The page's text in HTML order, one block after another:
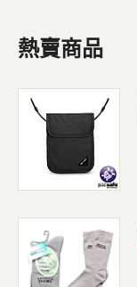
熱賣商品